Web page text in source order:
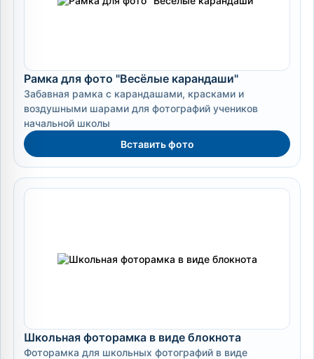
Рамка для фото "Весёлые карандаши"
Забавная рамка с карандашами, красками и
воздушными шарами для фотографий учеников
начальной школы
Вставить фото
Школьная фоторамка в виде блокнота
Фоторамка для школьных фотографий в виде